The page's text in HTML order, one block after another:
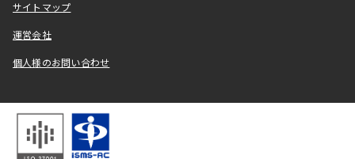
サイトマップ
運営会社
個人様のお問い合わせ